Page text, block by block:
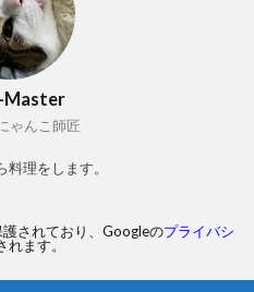
Master
んこ師匠
理をします。
されており、Googleのプライバシ
れます。